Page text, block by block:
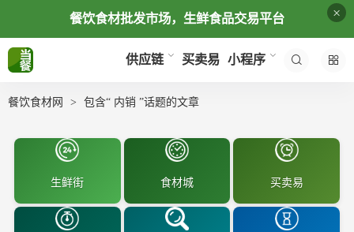
餐饮食材批发市场，生鲜食品交易平台 ×
供应链 买卖易 小程序
餐饮食材网 包含“ 内销 ”话题的文章
生鲜街 食材城 买卖易